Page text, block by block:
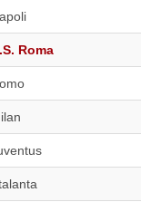
Roma